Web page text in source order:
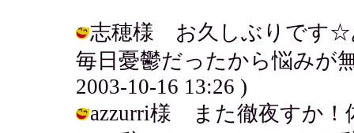
志穂様 お久しぶりです☆
毎日憂鬱だったから悩みが
2003-10-16 13:26 )
azzurri様 また徹夜すか！